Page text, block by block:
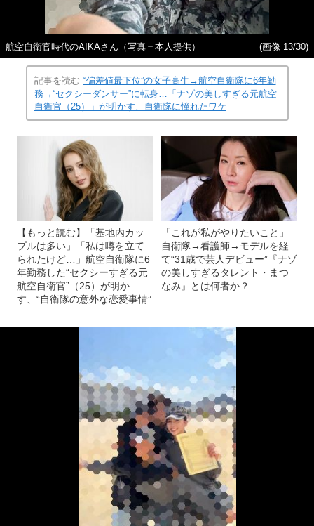
航空自衛官時代のAIKAさん（写真＝本人提供） (画像 13/30)
記事を読む “偏差値最下位”の女子高生→航空自衛隊に6年勤
務→“セクシーダンサー”に転身…「ナゾの美しすぎる元航空
自衛官（25）」が明かす、自衛隊に憧れたワケ
【もっと読む】「基地内カッ
プルは多い」「私は噂を立て
られたけど…」航空自衛隊に6
年勤務した“セクシーすぎる元
航空自衛官”（25）が明か
す、“自衛隊の意外な恋愛事情”
「これが私がやりたいこと」
自衛隊→看護師→モデルを経
て“31歳で芸人デビュー”『ナゾ
の美しすぎるタレント・まつ
なみ』とは何者か？